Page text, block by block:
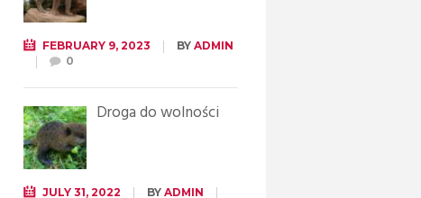
FEBRUARY 9, 2023 BY ADMIN
0
Droga do wolności
JULY 31, 2022 BY ADMIN